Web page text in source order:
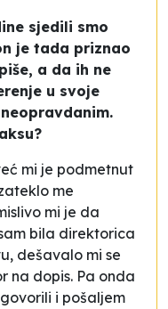
sjedili smo
je tada priznao
a da ih ne
u svoje
mi je podmetnut
me
mi je da
bila direktorica
dešavalo mi se
na dopis. Pa onda
i pošaljem